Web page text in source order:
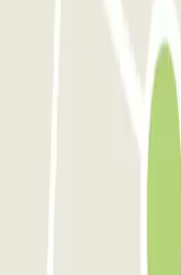
sortir du
Défense - Courbevoie